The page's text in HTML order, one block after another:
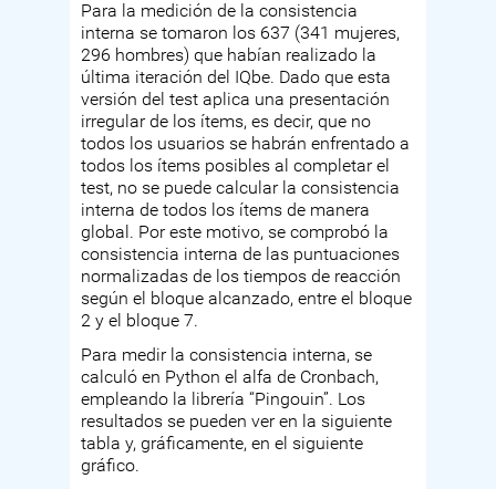
Para la medición de la consistencia
interna se tomaron los 637 (341 mujeres,
296 hombres) que habían realizado la
última iteración del IQbe. Dado que esta
versión del test aplica una presentación
irregular de los ítems, es decir, que no
todos los usuarios se habrán enfrentado a
todos los ítems posibles al completar el
test, no se puede calcular la consistencia
interna de todos los ítems de manera
global. Por este motivo, se comprobó la
consistencia interna de las puntuaciones
normalizadas de los tiempos de reacción
según el bloque alcanzado, entre el bloque
2 y el bloque 7.
Para medir la consistencia interna, se
calculó en Python el alfa de Cronbach,
empleando la librería “Pingouin”. Los
resultados se pueden ver en la siguiente
tabla y, gráficamente, en el siguiente
gráfico.